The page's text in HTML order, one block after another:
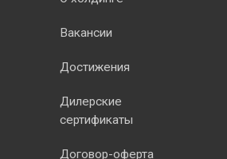
Вакансии
Достижения
Дилерские
сертификаты
Договор-оферта